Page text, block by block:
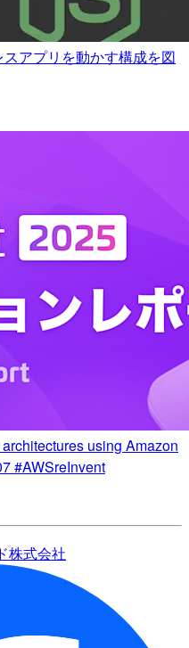
アプリを動かす構成を図
using Amazon
#AWSreInvent
株式会社